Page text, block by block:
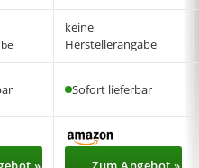
keine
Herstellerangabe
Sofort lieferbar